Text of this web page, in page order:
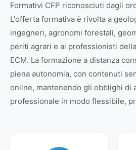
Formativi CFP riconosciuti dagli
L'offerta formativa è rivolta a
ingegneri, agronomi forestali,
periti agrari e ai professionisti
ECM. La formazione a distanza
piena autonomia, con contenuti
online, mantenendo gli obblighi di
professionale in modo flessibile,